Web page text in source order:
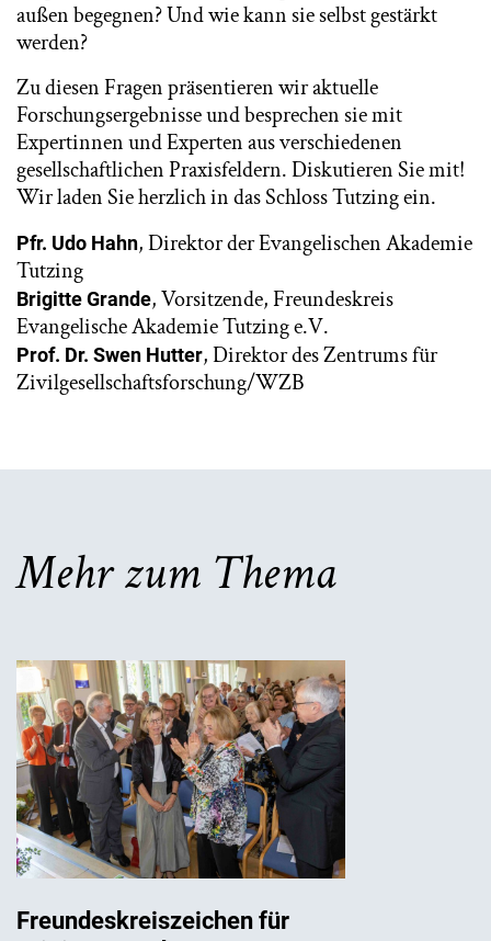
außen begegnen? Und wie kann sie selbst gestärkt
werden?
Zu diesen Fragen präsentieren wir aktuelle
Forschungsergebnisse und besprechen sie mit
Expertinnen und Experten aus verschiedenen
gesellschaftlichen Praxisfeldern. Diskutieren Sie mit!
Wir laden Sie herzlich in das Schloss Tutzing ein.
Pfr. Udo Hahn, Direktor der Evangelischen Akademie
Tutzing
Brigitte Grande, Vorsitzende, Freundeskreis
Evangelische Akademie Tutzing e.V.
Prof. Dr. Swen Hutter, Direktor des Zentrums für
Zivilgesellschaftsforschung/WZB
Mehr zum Thema
Freundeskreiszeichen für